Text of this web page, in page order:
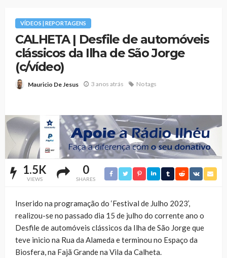
VÍDEOS | REPORTAGENS
CALHETA | Desfile de automóveis
clássicos da Ilha de São Jorge
(c/vídeo)
Mauricio De Jesus 3 anos atrás No tags
1.5K
VIEWS
0
SHARES
Inserido na programação do ‘Festival de Julho 2023’,
realizou-se no passado dia 15 de julho do corrente ano o
Desfile de automóveis clássicos da Ilha de São Jorge que
teve inicio na Rua da Alameda e terminou no Espaço da
Biosfera, na Fajã Grande na Vila da Calheta.